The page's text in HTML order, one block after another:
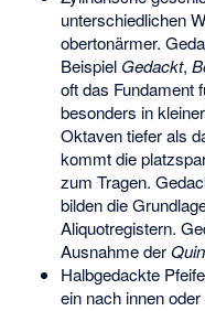
unterschiedlichen
obertonärmer.
Beispiel Gedackt,
oft das Fundament
besonders in
Oktaven tiefer als
kommt die
zum Tragen.
bilden die
Aliquotregistern.
Ausnahme der
Halbgedackte
ein nach innen